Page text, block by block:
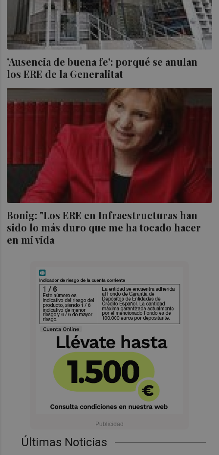
'Ausencia de buena fe': porqué se anulan
los ERE de la Generalitat
Bonig: "Los ERE en Infraestructuras han
sido lo más duro que me ha tocado hacer
en mi vida
Últimas Noticias